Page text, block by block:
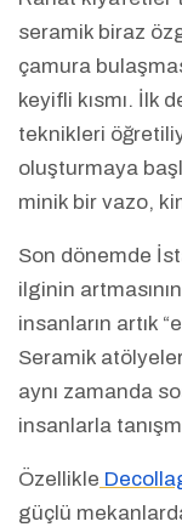
seramik biraz
çamura
keyifli kısmı. İlk
teknikleri
oluşturmaya
minik bir vazo,
Son dönemde
ilginin
insanların artık
Seramik
aynı zamanda
insanlarla
Özellikle
güçlü